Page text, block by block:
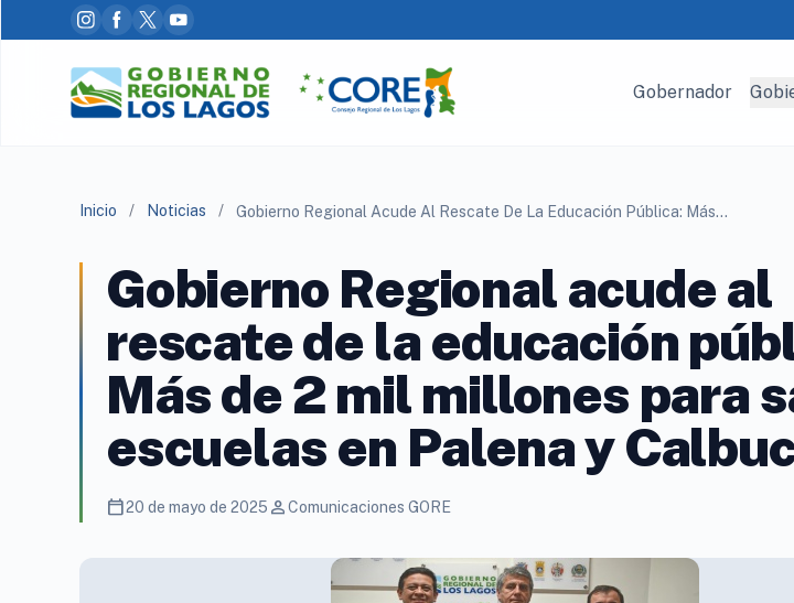
Gobernador
Inicio / Noticias / Gobierno Regional Acude Al Rescate De La Educación Pública: Más De 2 Mil Millones Para Salvar Escuelas En Palena Y Calbuco
Gobierno Regional acude al
rescate de la educación
Más de 2 mil millones para
escuelas en Palena y
calendar_today20 de mayo de 2025 personComunicaciones GORE